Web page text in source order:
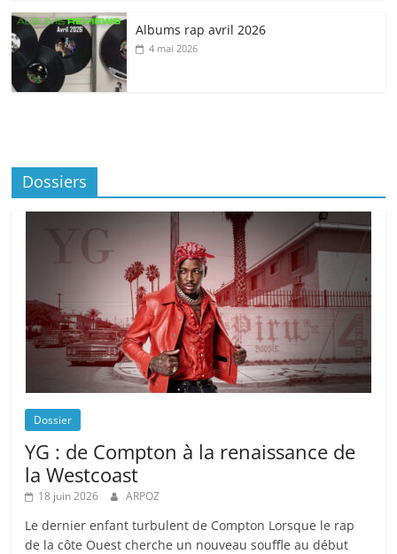
Albums rap avril 2026
4 mai 2026
Dossiers
Dossier
YG : de Compton à la renaissance de
la Westcoast
18 juin 2026 ARPOZ
Le dernier enfant turbulent de Compton Lorsque le rap
de la côte Ouest cherche un nouveau souffle au début